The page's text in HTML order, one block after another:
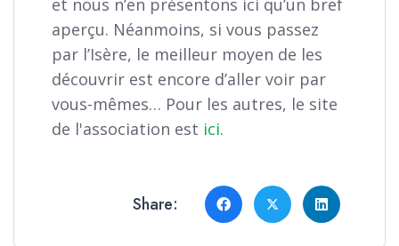
aperçu. Néanmoins, si vous passez
par l’Isère, le meilleur moyen de les
découvrir est encore d’aller voir par
vous-mêmes… Pour les autres, le site
de l'association est ici.
Share: